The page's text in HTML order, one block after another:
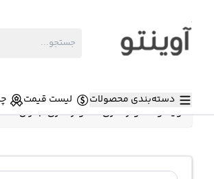
دسته‌بندی محصولات لیست قیمت
آوینتو»کولر گازی»کولر گازی جنرال